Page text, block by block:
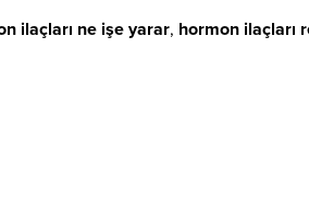
ilaçları ne işe yarar, hormon ilaçları